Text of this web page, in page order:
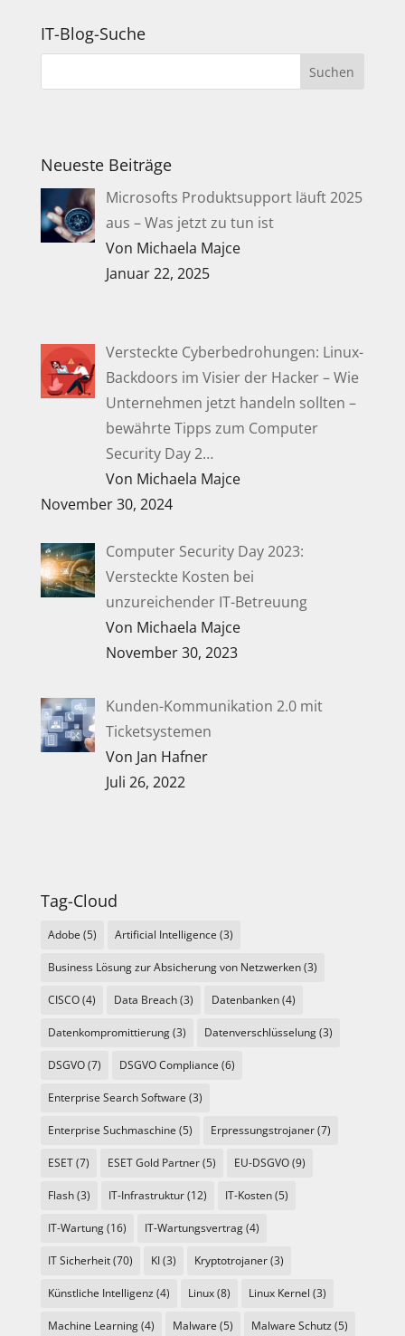
IT-Blog-Suche
Neueste Beiträge
Microsofts Produktsupport läuft 2025
aus – Was jetzt zu tun ist
Von Michaela Majce
Januar 22, 2025
Versteckte Cyberbedrohungen: Linux-
Backdoors im Visier der Hacker – Wie
Unternehmen jetzt handeln sollten –
bewährte Tipps zum Computer
Security Day 2…
Von Michaela Majce
November 30, 2024
Computer Security Day 2023:
Versteckte Kosten bei
unzureichender IT-Betreuung
Von Michaela Majce
November 30, 2023
Kunden-Kommunikation 2.0 mit
Ticketsystemen
Von Jan Hafner
Juli 26, 2022
Tag-Cloud
Adobe (5) Artificial Intelligence (3)
Business Lösung zur Absicherung von Netzwerken(3)
CISCO(4) Data Breach(3) Datenbanken(4)
Datenkompromittierung(3) Datenverschlüsselung(3)
DSGVO(7) DSGVO Compliance (6)
Enterprise Search Software (3)
Enterprise Suchmaschine (5) Erpressungstrojaner(7)
ESET(7) ESET Gold Partner(5) EU-DSGVO(9)
Flash(3) IT-Infrastruktur(12) IT-Kosten(5)
IT-Wartung(16) IT-Wartungsvertrag(4)
IT Sicherheit(70) KI(3) Kryptotrojaner(3)
Künstliche Intelligenz(4) Linux(8) Linux Kernel (3)
Machine Learning(4) Malware (5) Malware Schutz(5)